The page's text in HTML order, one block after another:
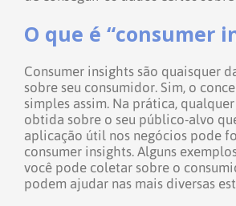
O que é “consumer
Consumer insights são quaisquer
sobre seu consumidor. Sim, o
simples assim. Na prática,
obtida sobre o seu público-alvo
aplicação útil nos negócios pode
consumer insights. Alguns
você pode coletar sobre o
podem ajudar nas mais diversas